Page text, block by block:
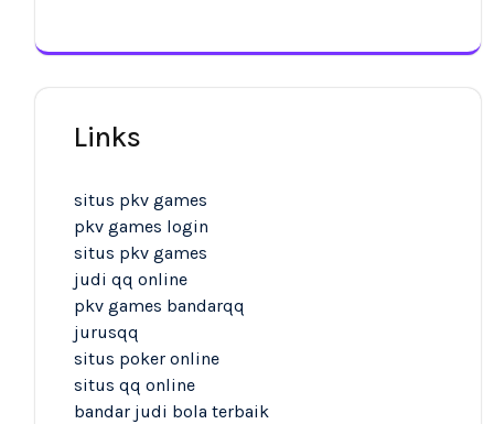
Links
situs pkv games
pkv games login
situs pkv games
judi qq online
pkv games bandarqq
jurusqq
situs poker online
situs qq online
bandar judi bola terbaik